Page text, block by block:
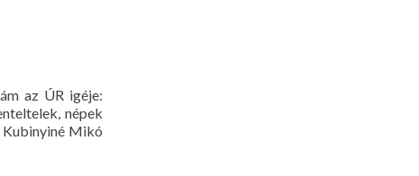
az ÚR igéje:
népek
Kubinyiné Mikó